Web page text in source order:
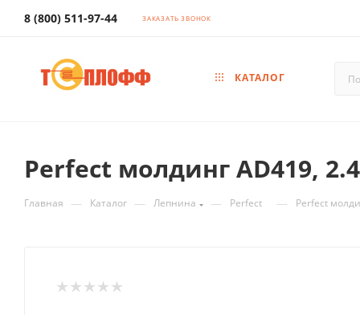
8 (800) 511-97-44 ЗАКАЗАТЬ ЗВОНОК
КАТАЛОГ
Perfect молдинг AD419,
Главная — Каталог — Лепнина — Perfect — Perfect